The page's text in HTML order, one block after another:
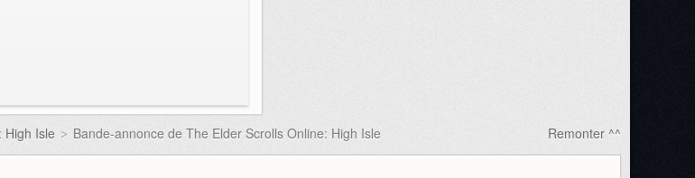
Remonter ^^
High Isle > Bande-annonce de The Elder Scrolls Online: High Isle